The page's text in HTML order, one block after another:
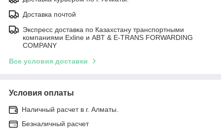
Доставка почтой
Экспресс доставка по Казахстану транспортными
компаниями Exline и ABT & E-TRANS FORWARDING
COMPANY
Все условия доставки
Условия оплаты
Наличный расчет в г. Алматы.
Безналичный расчет